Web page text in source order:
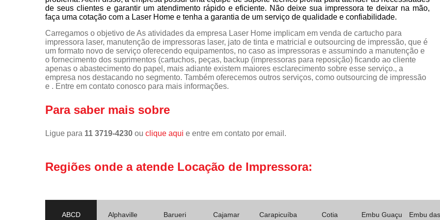
de seus clientes e garantir um atendimento rápido e eficiente. Não deixe sua impressora te deixar na mão,
faça uma cotação com a Laser Home e tenha a garantia de um serviço de qualidade e confiabilidade.
Carregamos o objetivo de As atividades da empresa Laser Home implicam em venda de cartucho para
impressora laser, manutenção de impressoras laser, jato de tinta e matricial e outsourcing de impressão, que é
um formato novo de serviço oferecendo equipamentos, no caso as impressoras e assumindo a manutenção e
o fornecimento dos suprimentos (cartuchos, peças, backup (impressoras para reposição) ficando ao cliente
apenas o abastecimento do papel, mais adiante existem maiores esclarecimento sobre esse serviço., a
empresa nos destacando no segmento. Também oferecemos outros serviços, como outsourcing de impressão
e . Entre em contato conosco para mais informações.
Para saber mais sobre
Ligue para 11 3719-4230 ou clique aqui e entre em contato por email.
Regiões onde a atende Locação de Impressora:
ABCD Alphaville Barueri Cajamar Carapicuíba Cotia Embu Guaçu Embu